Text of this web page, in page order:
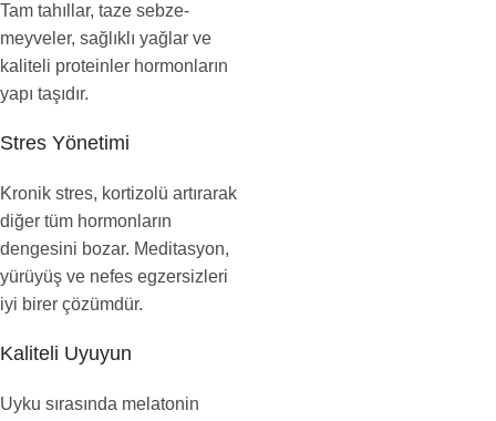
Tam tahıllar, taze sebze-
meyveler, sağlıklı yağlar ve
kaliteli proteinler hormonların
yapı taşıdır.
Stres Yönetimi
Kronik stres, kortizolü artırarak
diğer tüm hormonların
dengesini bozar. Meditasyon,
yürüyüş ve nefes egzersizleri
iyi birer çözümdür.
Kaliteli Uyuyun
Uyku sırasında melatonin